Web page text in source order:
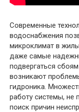
Современные
водоснабжения
микроклимат в
даже самые
подвергаться сбоям
возникают
гидроника.
работу системы, не
поиск причин